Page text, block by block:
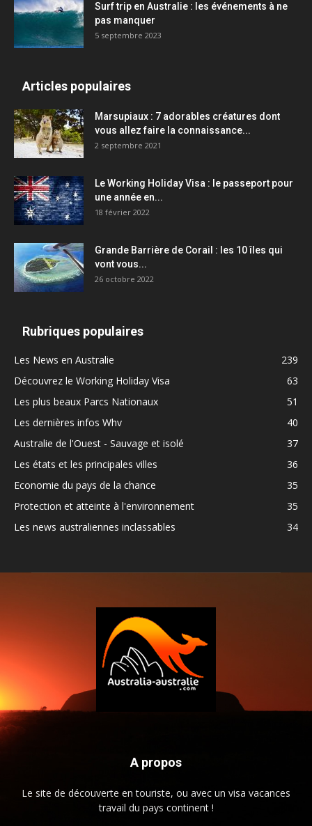
Surf trip en Australie : les événements à ne
pas manquer
5 septembre 2023
Articles populaires
Marsupiaux : 7 adorables créatures dont
vous allez faire la connaissance...
2 septembre 2021
Le Working Holiday Visa : le passeport pour
une année en...
18 février 2022
Grande Barrière de Corail : les 10 îles qui
vont vous...
26 octobre 2022
Rubriques populaires
Les News en Australie
239
Découvrez le Working Holiday Visa
63
Les plus beaux Parcs Nationaux
51
Les dernières infos Whv
40
Australie de l'Ouest - Sauvage et isolé
37
Les états et les principales villes
36
Economie du pays de la chance
35
Protection et atteinte à l'environnement
35
Les news australiennes inclassables
34
A propos
Le site de découverte en touriste, ou avec un visa vacances
travail du pays continent !